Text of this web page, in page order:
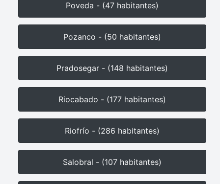
Poveda - (47 habitantes)
Pozanco - (50 habitantes)
Pradosegar - (148 habitantes)
Riocabado - (177 habitantes)
Riofrío - (286 habitantes)
Salobral - (107 habitantes)